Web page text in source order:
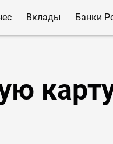
Вклады Банки